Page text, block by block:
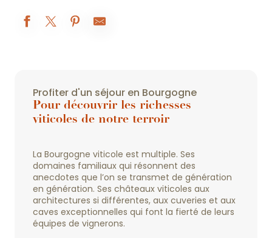
Profiter d'un séjour en Bourgogne
Pour découvrir les richesses
viticoles de notre terroir
La Bourgogne viticole est multiple. Ses
domaines familiaux qui résonnent des
anecdotes que l’on se transmet de génération
en génération. Ses châteaux viticoles aux
architectures si différentes, aux cuveries et aux
caves exceptionnelles qui font la fierté de leurs
équipes de vignerons.